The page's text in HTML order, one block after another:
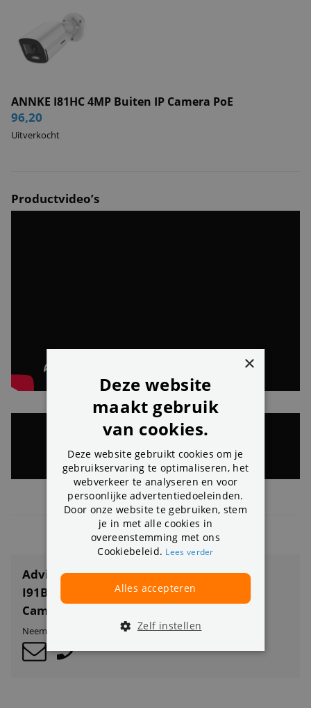
ANNKE I81HC 4MP Buiten IP Camera PoE
96,20
Uitverkocht
Productvideo’s
» Meer productvideo’s
Advies nodig over ANNKE ACS-8 N48-
I91BMBND2V2 8MP 8CH PoE
Camerasysteem?
Neem contact op met onze klantenservice:
×
Deze website
maakt gebruik
van cookies.
Deze website gebruikt cookies om je
gebruikservaring te optimaliseren, het
webverkeer te analyseren en voor
persoonlijke advertentiedoeleinden.
Door onze website te gebruiken, stem
je in met alle cookies in
overeenstemming met ons
Cookiebeleid. Lees verder
Alles accepteren
Zelf instellen